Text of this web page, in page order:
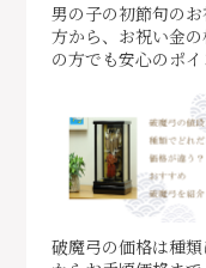
男の子の初節句の
方から、お祝い金
の方でも安心のポ
破魔弓の価格は種